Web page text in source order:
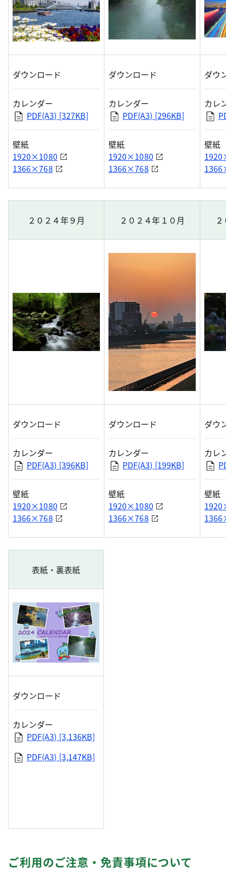
ダウンロード
カレンダー
PDF(A3) [327KB]
壁紙
1920×1080
1366×768
ダウンロード
カレンダー
PDF(A3) [296KB]
壁紙
1920×1080
1366×768
ダウ
カレ
壁紙
２０２４年９月 ２０２４年１０月
ダウンロード
カレンダー
PDF(A3) [396KB]
壁紙
1920×1080
1366×768
ダウンロード
カレンダー
PDF(A3) [199KB]
壁紙
1920×1080
1366×768
ダウ
カレ
壁紙
表紙・裏表紙
ダウンロード
カレンダー
PDF(A3) [3,136KB]
PDF(A3) [3,147KB]
ご利用のご注意・免責事項について